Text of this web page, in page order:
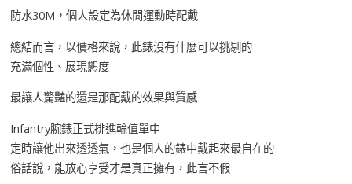
防水30M，個人設定為休閒運動時配戴
總結而言，以價格來說，此錶沒有什麼可以挑剔的
充滿個性、展現態度
最讓人驚豔的還是那配戴的效果與質感
Infantry腕錶正式排進輪值單中
定時讓他出來透透氣，也是個人的錶中戴起來最自在的
俗話說，能放心享受才是真正擁有，此言不假